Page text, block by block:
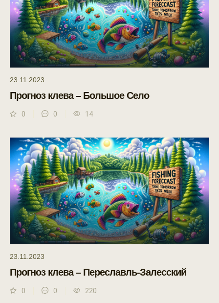
23.11.2023
Прогноз клева – Большое Село
0 0 14
23.11.2023
Прогноз клева – Переславль-Залесский
0 0 220